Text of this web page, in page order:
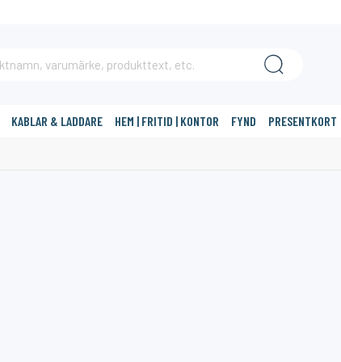
KABLAR & LADDARE HEM | FRITID | KONTOR FYND PRESENTKORT